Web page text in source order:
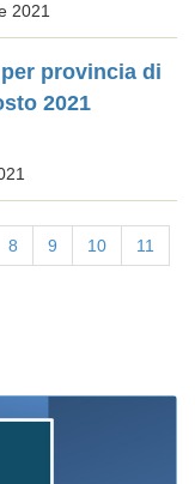
2021
provincia di
2021
8 9 10 11